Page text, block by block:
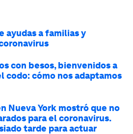
ayudas a familias y
con besos, bienvenidos a
codo: cómo nos adaptamos
Nueva York mostró que no
para el coronavirus.
tarde para actuar